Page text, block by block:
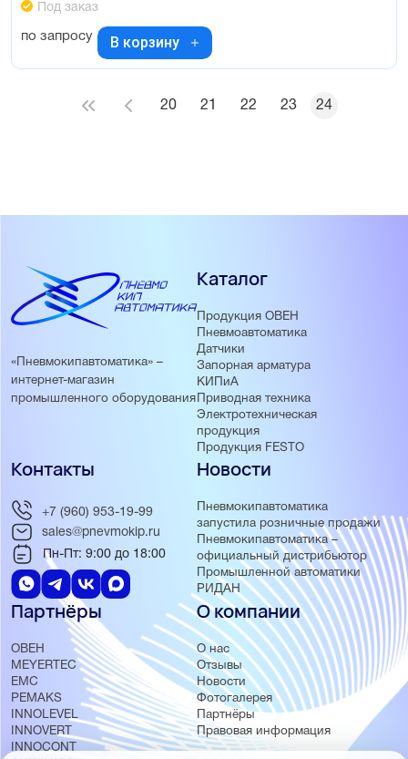
Под заказ
по запросу В корзину
20 21 22 23 24
«Пневмокипавтоматика» –
интернет-магазин
промышленного оборудования
Каталог
Продукция ОВЕН
Пневмоавтоматика
Датчики
Запорная арматура
КИПиА
Приводная техника
Электротехническая
продукция
Продукция FESTO
Новости
Пневмокипавтоматика
запустила розничные продажи
Пневмокипавтоматика –
официальный дистрибьютор
Промышленной автоматики
РИДАН
Партнёры
ОВЕН
MEYERTEC
EMC
PEMAKS
INNOLEVEL
INNOVERT
INNOCONT
О компании
О нас
Отзывы
Новости
Фотогалерея
Партнёры
Правовая информация
Контакты
+7 (960) 953-19-99
sales@pnevmokip.ru
Пн-Пт: 9:00 до 18:00